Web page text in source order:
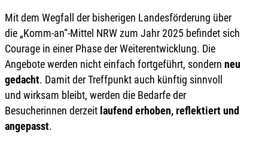
Mit dem Wegfall der bisherigen Landesförderung über
die „Komm-an“-Mittel NRW zum Jahr 2025 befindet sich
Courage in einer Phase der Weiterentwicklung. Die
Angebote werden nicht einfach fortgeführt, sondern neu
gedacht. Damit der Treffpunkt auch künftig sinnvoll
und wirksam bleibt, werden die Bedarfe der
Besucherinnen derzeit laufend erhoben, reflektiert und
angepasst.